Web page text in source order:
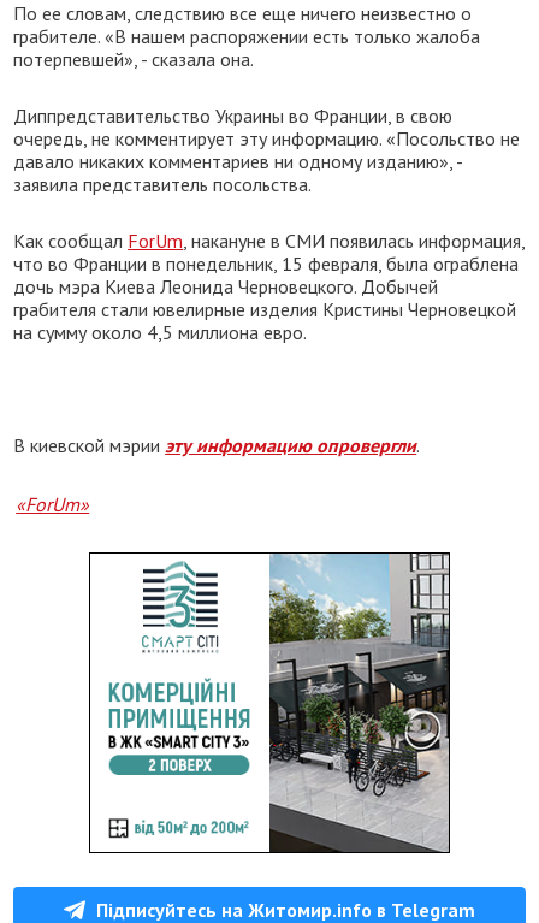
По ее словам, следствию все еще ничего неизвестно о
грабителе. «В нашем распоряжении есть только жалоба
потерпевшей», - сказала она.
Диппредставительство Украины во Франции, в свою
очередь, не комментирует эту информацию. «Посольство не
давало никаких комментариев ни одному изданию», -
заявила представитель посольства.
Как сообщал ForUm, накануне в СМИ появилась информация,
что во Франции в понедельник, 15 февраля, была ограблена
дочь мэра Киева Леонида Черновецкого. Добычей
грабителя стали ювелирные изделия Кристины Черновецкой
на сумму около 4,5 миллиона евро.
В киевской мэрииэту информацию опровергли.
«ForUm»
Підписуйтесь на Житомир.info в Telegram